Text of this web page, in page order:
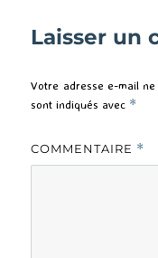
Laisser un
Votre adresse e-mail ne
sont indiqués avec *
COMMENTAIRE *